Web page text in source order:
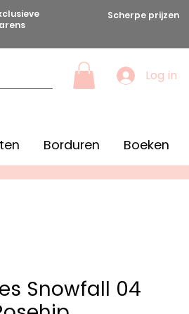
Scherpe prijzen
Log in
Borduren Boeken
Snowfall 04